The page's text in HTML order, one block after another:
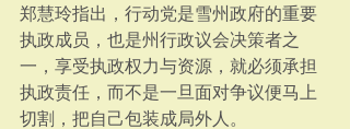
郑慧玲指出，行动党是雪州政府的重要
执政成员，也是州行政议会决策者之
一，享受执政权力与资源，就必须承担
执政责任，而不是一旦面对争议便马上
切割，把自己包装成局外人。